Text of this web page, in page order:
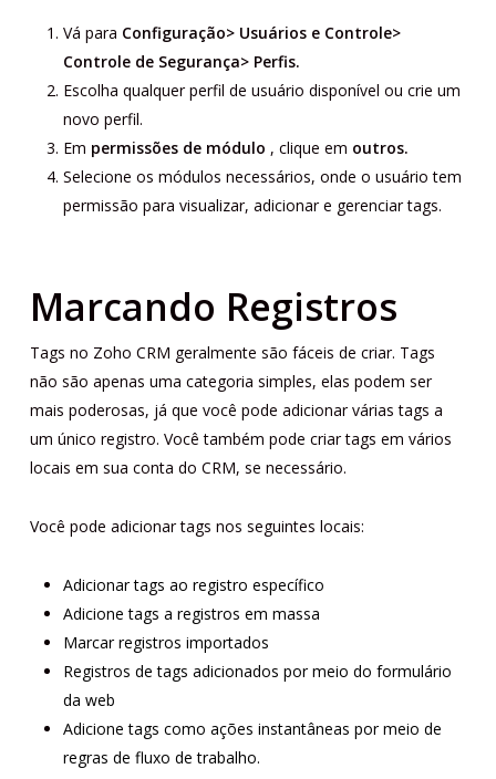
Vá para Configuração> Usuários e Controle>
Controle de Segurança> Perfis.
Escolha qualquer perfil de usuário disponível ou crie um
novo perfil.
Em permissões de módulo , clique em outros.
Selecione os módulos necessários, onde o usuário tem
permissão para visualizar, adicionar e gerenciar tags.
Marcando Registros
Tags no Zoho CRM geralmente são fáceis de criar. Tags
não são apenas uma categoria simples, elas podem ser
mais poderosas, já que você pode adicionar várias tags a
um único registro. Você também pode criar tags em vários
locais em sua conta do CRM, se necessário.
Você pode adicionar tags nos seguintes locais:
Adicionar tags ao registro específico
Adicione tags a registros em massa
Marcar registros importados
Registros de tags adicionados por meio do formulário
da web
Adicione tags como ações instantâneas por meio de
regras de fluxo de trabalho.